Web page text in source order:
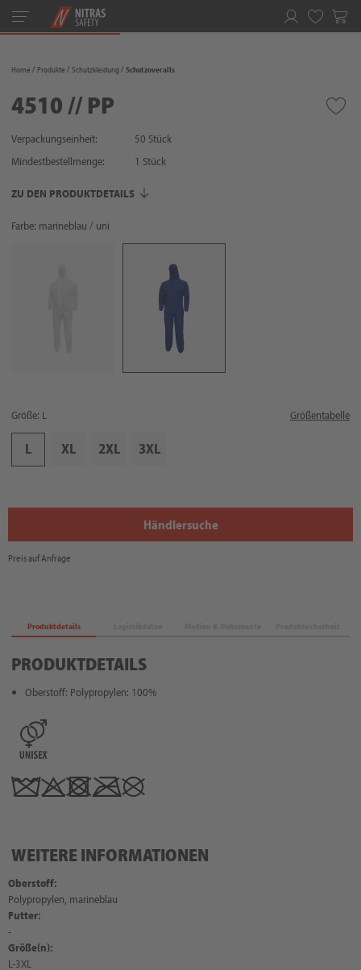
Toggle
navigation
Home Produkte Schutzkleidung Schutzoveralls
4510 // PP
Verpackungseinheit:
50 Stück
Mindestbestellmenge:
1 Stück
ZU DEN PRODUKTDETAILS
Farbe: marineblau / uni
Größe: L Größentabelle
L XL 2XL 3XL
Händlersuche
Preis auf Anfrage
Produktdetails
PRODUKTDETAILS
Oberstoff: Polypropylen: 100%
WEITERE INFORMATIONEN
Oberstoff:
Polypropylen, marineblau
Futter:
-
Größe(n):
L-3XL